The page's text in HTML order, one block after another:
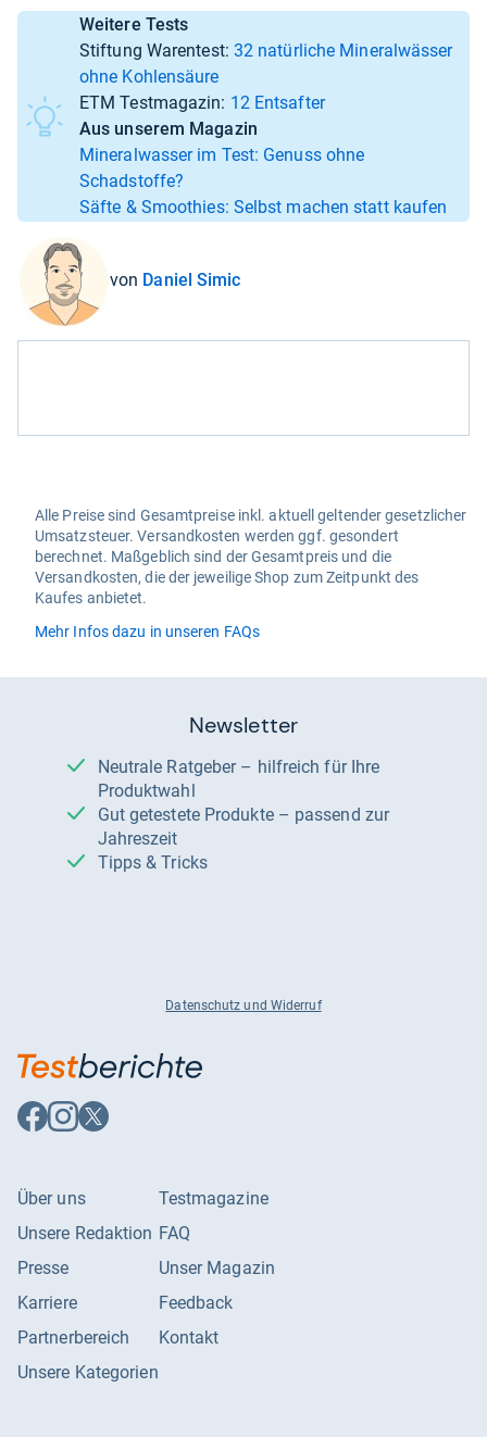
Weitere Tests
Stiftung Warentest: 32 natürliche Mineralwässer
ohne Kohlensäure
ETM Testmagazin: 12 Entsafter
Aus unserem Magazin
Mineralwasser im Test: Genuss ohne
Schadstoffe?
Säfte & Smoothies: Selbst machen statt kaufen
von Daniel Simic
Alle Preise sind Gesamtpreise inkl. aktuell geltender gesetzlicher
Umsatzsteuer. Versandkosten werden ggf. gesondert
berechnet. Maßgeblich sind der Gesamtpreis und die
Versandkosten, die der jeweilige Shop zum Zeitpunkt des
Kaufes anbietet.
Mehr Infos dazu in unseren FAQs
Newsletter
Neutrale Ratgeber – hilfreich für Ihre
Produktwahl
Gut getestete Produkte – passend zur
Jahreszeit
Tipps & Tricks
Datenschutz und Widerruf
Auf
Facebook
Auf
Instagram
Auf
X
Über uns
Unsere Redaktion
Presse
Karriere
Partnerbereich
Unsere Kategorien
Testmagazine
FAQ
Unser Magazin
Feedback
Kontakt